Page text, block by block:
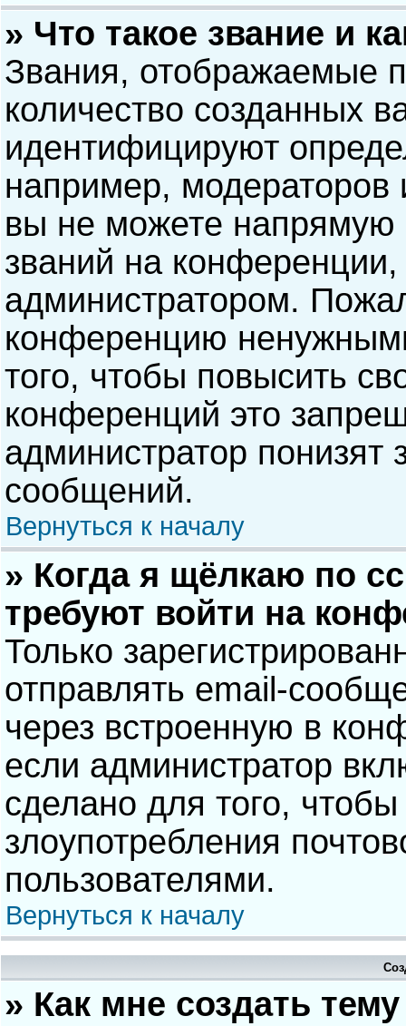
» Что такое звание и
Звания, отображаемые
количество созданных
идентифицируют
например,
вы не можете напрямую
званий на
администратором.
конференцию
того, чтобы повысить
конференций это
администратор понизят
сообщений.
Вернуться к началу
» Когда я щёлкаю по
требуют войти на
Только
отправлять email-
через встроенную в
если администратор
сделано для того, чтобы
злоупотребления
пользователями.
Вернуться к началу
» Как мне создать